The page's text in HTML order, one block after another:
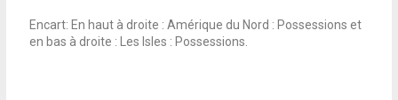
Encart: En haut à droite : Amérique du Nord : Possessions et
en bas à droite : Les Isles : Possessions.